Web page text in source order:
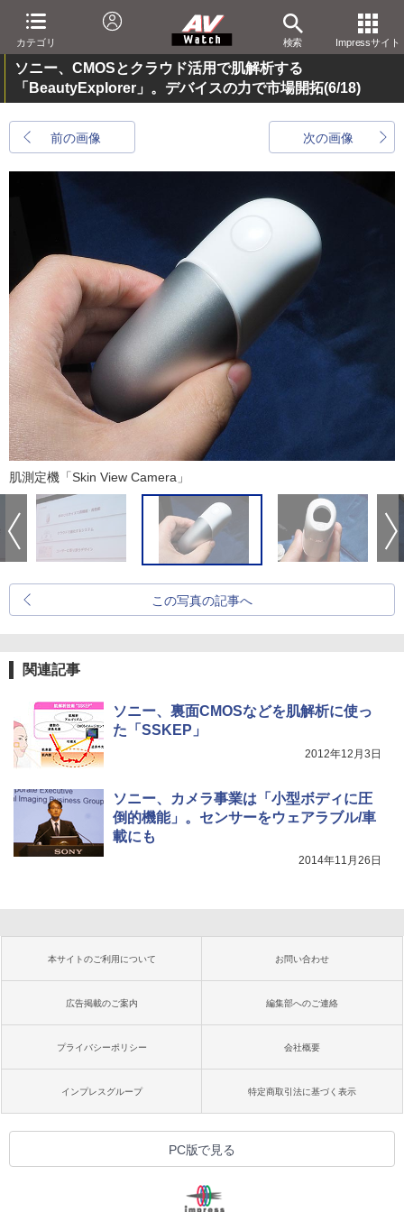
カテゴリ 検索 Impressサイト
ソニー、CMOSとクラウド活用で肌解析する
「BeautyExplorer」。デバイスの力で市場開拓(6/18)
前の画像 次の画像
肌測定機「Skin View Camera」
この写真の記事へ
関連記事
ソニー、裏面CMOSなどを肌解析に使っ
た「SSKEP」
2012年12月3日
ソニー、カメラ事業は「小型ボディに圧
倒的機能」。センサーをウェアラブル/車
載にも
2014年11月26日
本サイトのご利用について お問い合わせ
広告掲載のご案内 編集部へのご連絡
プライバシーポリシー 会社概要
インプレスグループ 特定商取引法に基づく表示
PC版で見る